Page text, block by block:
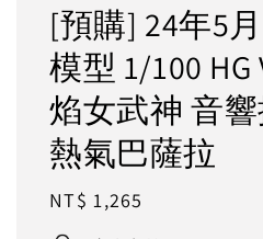
[預購] 24年5
模型 1/100 HG
焰女武神 音
熱氣巴薩拉
Regular
price
NT$ 1,265